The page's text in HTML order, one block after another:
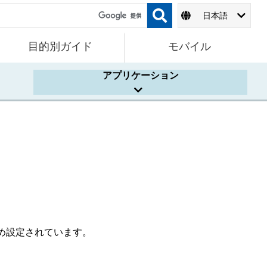
日本語
目的別ガイド モバイル
アプリケーション
定されています。